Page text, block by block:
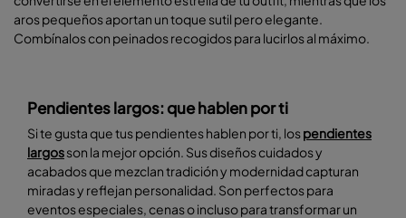
aros pequeños aportan un toque sutil pero elegante.
Combínalos con peinados recogidos para lucirlos al máximo.
Pendientes largos: que hablen por ti
Si te gusta que tus pendientes hablen por ti, lospendientes
largosson la mejor opción. Sus diseños cuidados y
acabados que mezclan tradición y modernidad capturan
miradas y reflejan personalidad. Son perfectos para
eventos especiales, cenas o incluso para transformar un